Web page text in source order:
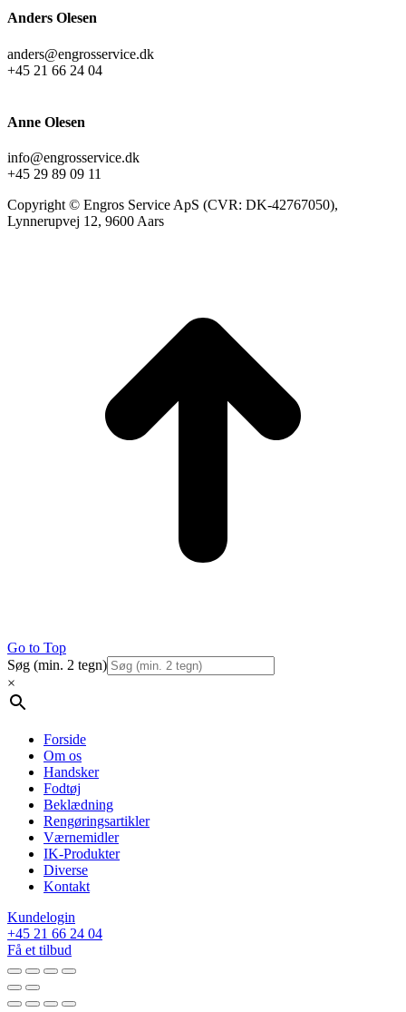
Anders Olesen
anders@engrosservice.dk
+45 21 66 24 04
Anne Olesen
info@engrosservice.dk
+45 29 89 09 11
Copyright © Engros Service ApS (CVR: DK-42767050),
Lynnerupvej 12, 9600 Aars
Go to Top
Søg (min. 2 tegn)
×
Forside
Om os
Handsker
Fodtøj
Beklædning
Rengøringsartikler
Værnemidler
IK-Produkter
Diverse
Kontakt
Kundelogin
+45 21 66 24 04
Få et tilbud